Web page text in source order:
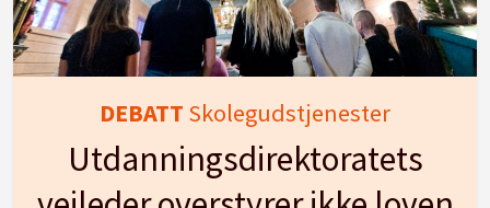
DEBATT Skolegudstjenester
Utdanningsdirektoratets